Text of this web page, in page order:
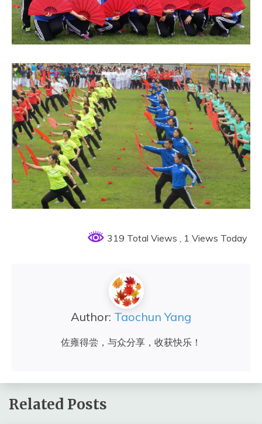
319 Total Views , 1 Views Today
Author: Taochun Yang
佐雍得尝，与众分享，收获快乐！
Related Posts